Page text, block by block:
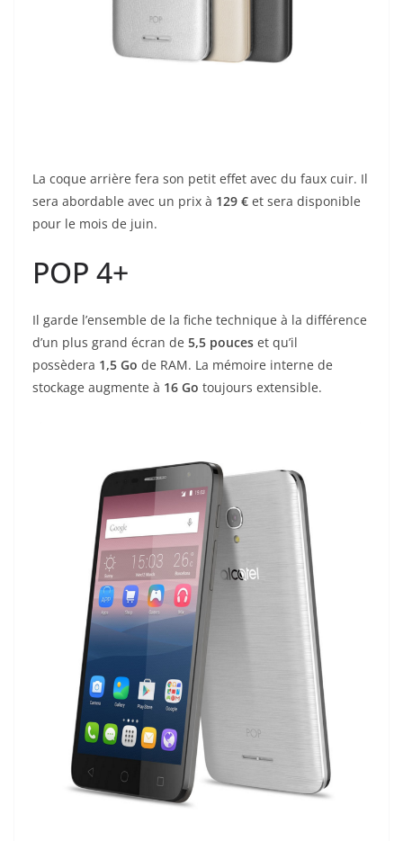
La coque arrière fera son petit effet avec du faux cuir. Il
sera abordable avec un prix à 129 € et sera disponible
pour le mois de juin.
POP 4+
Il garde l’ensemble de la fiche technique à la différence
d’un plus grand écran de 5,5 pouces et qu’il
possèdera 1,5 Go de RAM. La mémoire interne de
stockage augmente à 16 Go toujours extensible.